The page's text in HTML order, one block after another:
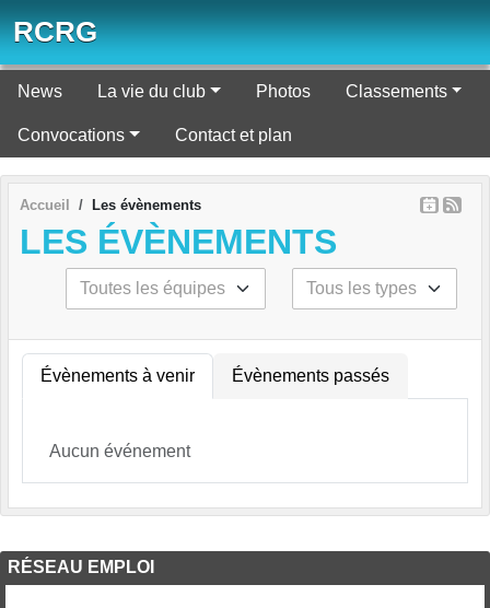
RCRG
News La vie du club Photos Classements
Convocations Contact et plan
Accueil Les évènements
LES ÉVÈNEMENTS
Évènements à venir Évènements passés
Aucun événement
RÉSEAU EMPLOI